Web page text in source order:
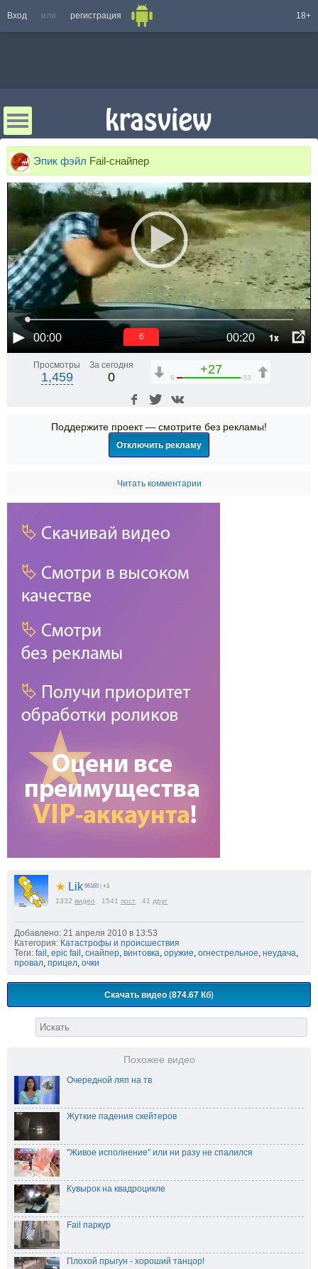
Вход или регистрация 18+
Эпик фэйл Fail-снайпер
00:00 00:20 1x
5
Просмотры
1,459
За сегодня
0
+27
6 33
Поддержите проект — смотрите без рекламы!
Отключить рекламу
Читать комментарии
★ Lik 56165 | +1
1332 видео 1541 пост 41 друг
Добавлено: 21 апреля 2010 в 13:53
Категория: Катастрофы и происшествия
Теги: fail epic fail снайпер винтовка оружие огнестрельное неудача
провал прицел очки
Скачать видео (874.67 Кб)
Похожее видео
Очередной ляп на тв
Жуткие падения скейтеров
"Живое исполнение" или ни разу не спалился
Кувырок на квадроцикле
Fail паркур
Плохой прыгун - хороший танцор!